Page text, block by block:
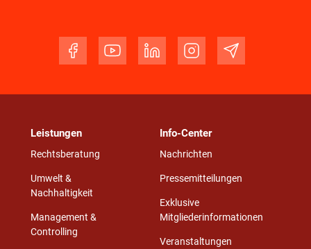
Leistungen
Rechtsberatung
Umwelt &
Nachhaltigkeit
Management &
Controlling
Info-Center
Nachrichten
Pressemitteilungen
Exklusive
Mitgliederinformationen
Veranstaltungen